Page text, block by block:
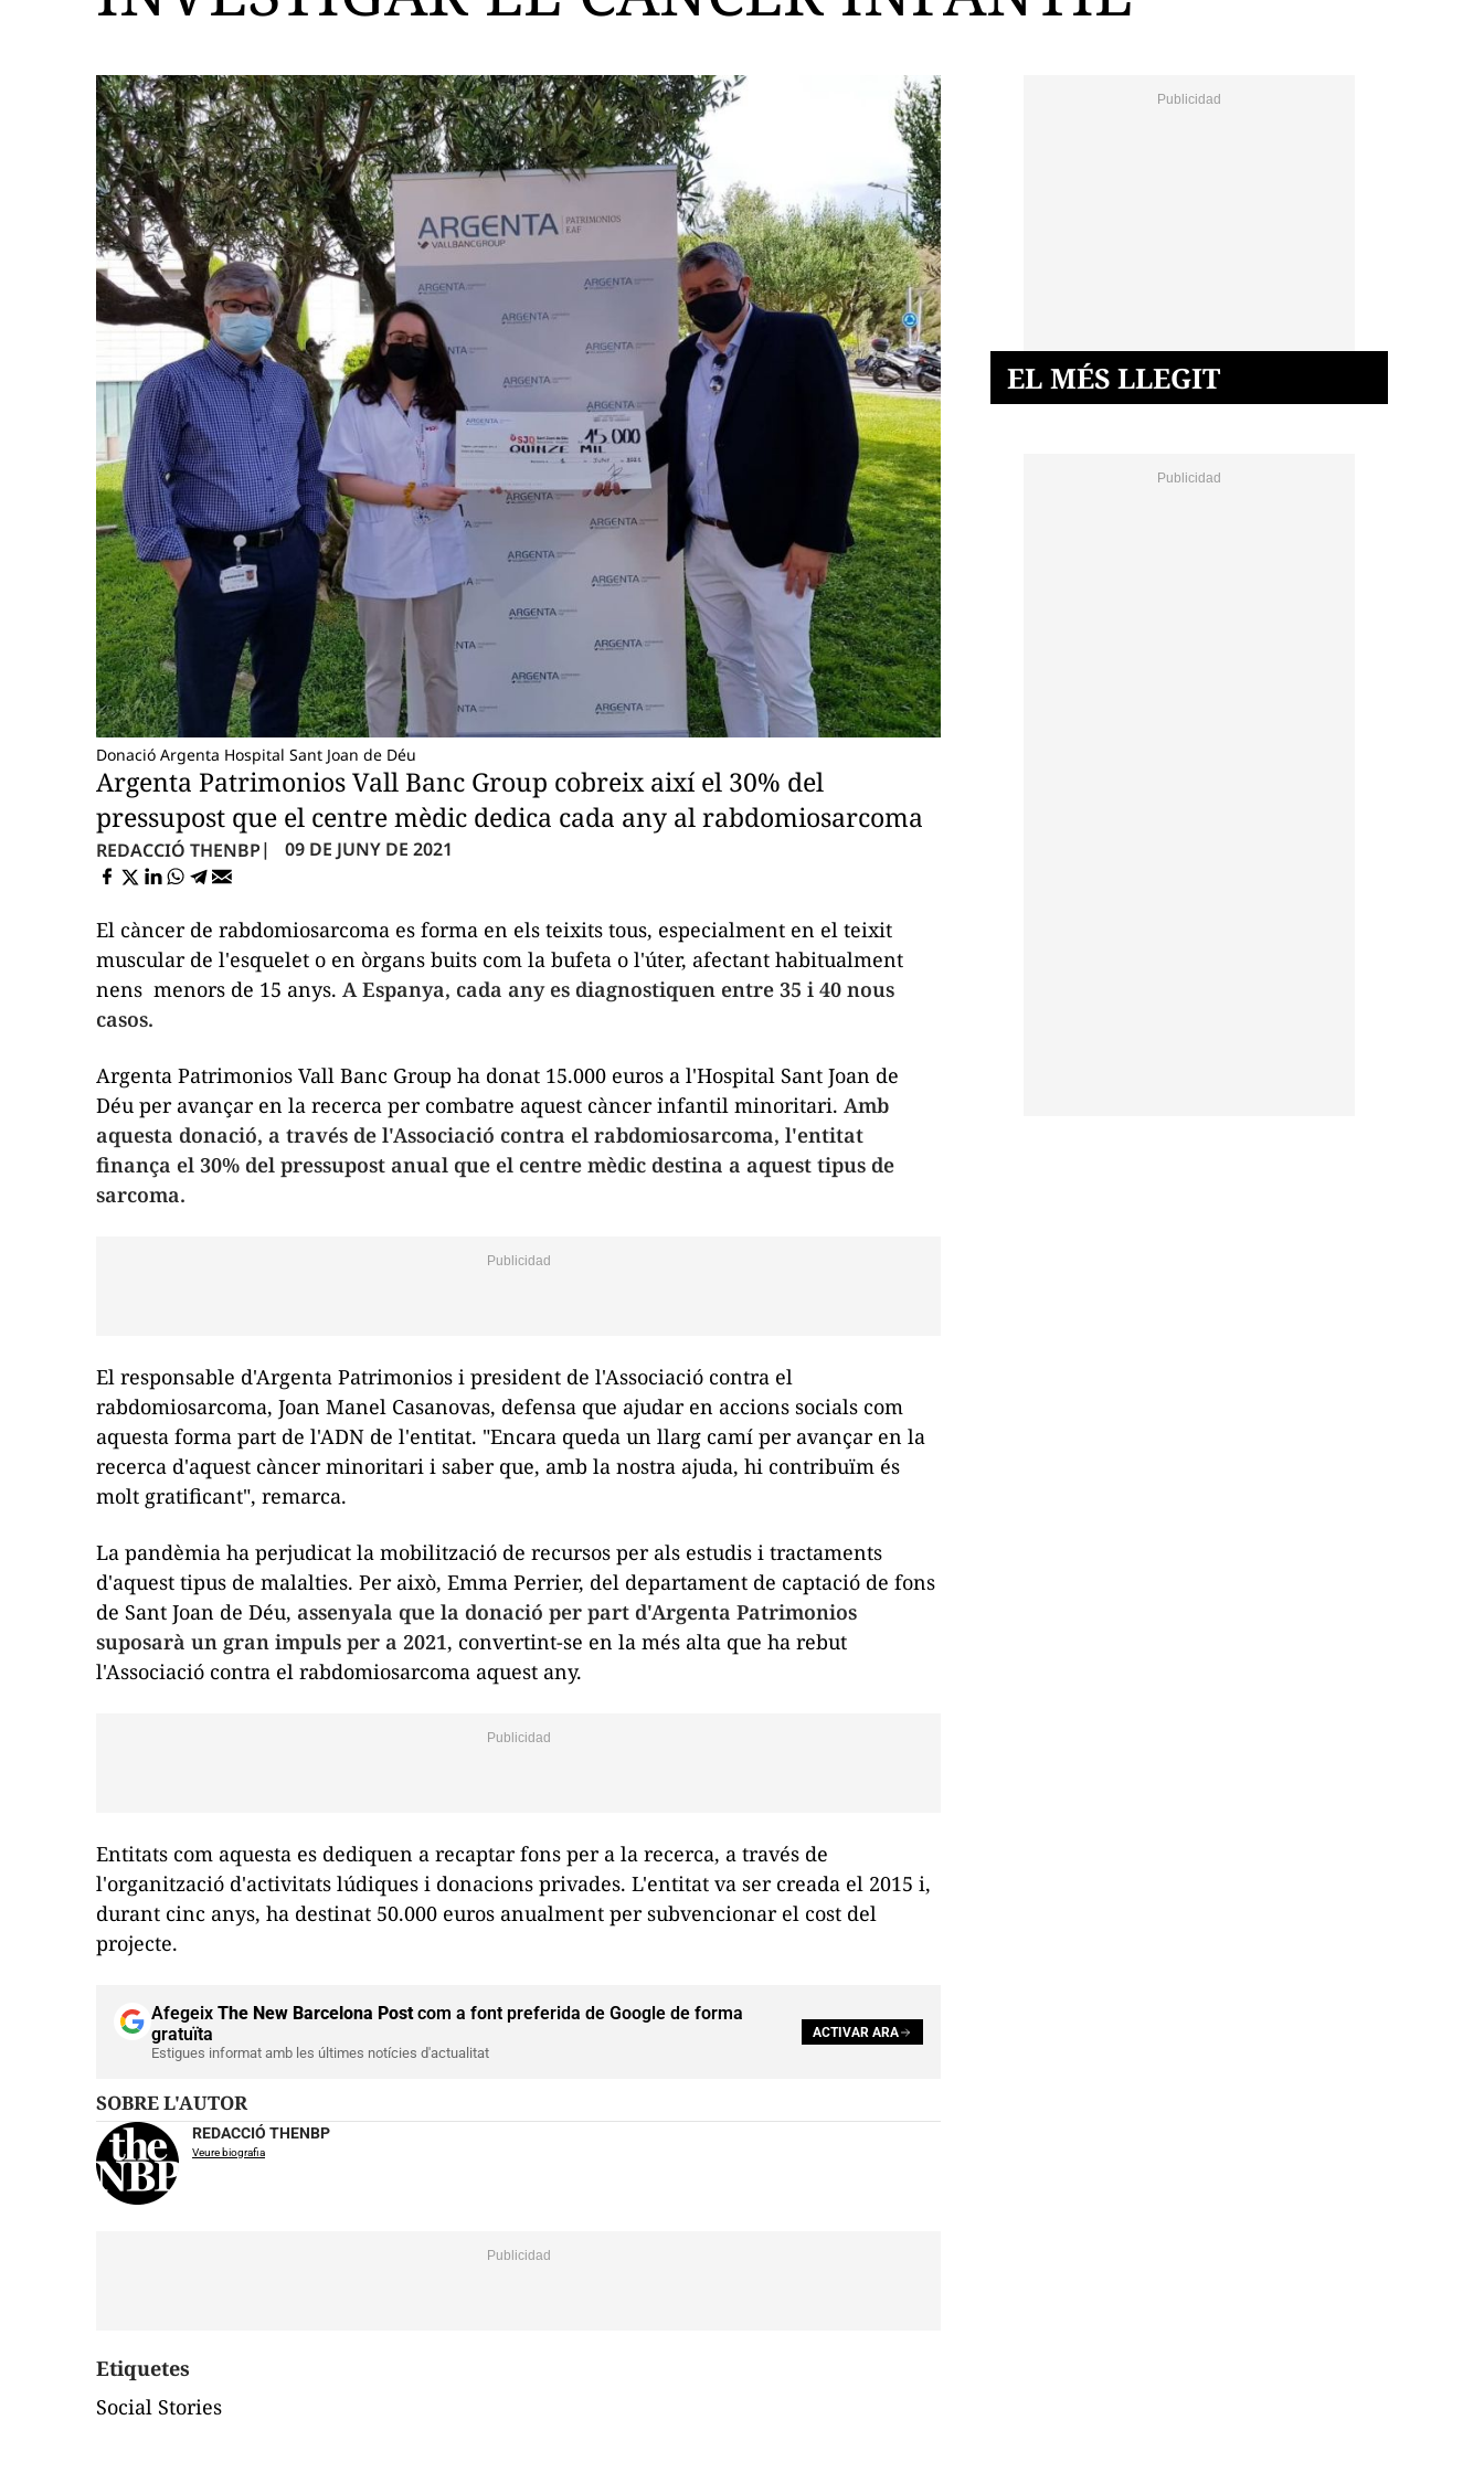
Donació Argenta Hospital Sant Joan de Déu
Argenta Patrimonios Vall Banc Group cobreix així el 30% del
pressupost que el centre mèdic dedica cada any al rabdomiosarcoma
REDACCIÓ THENBP 09 DE JUNY DE 2021
El càncer de rabdomiosarcoma es forma en els teixits tous, especialment en el teixit
muscular de l'esquelet o en òrgans buits com la bufeta o l'úter, afectant habitualment
nens menors de 15 anys. A Espanya, cada any es diagnostiquen entre 35 i 40 nous
casos.
Argenta Patrimonios Vall Banc Group ha donat 15.000 euros a l'Hospital Sant Joan de
Déu per avançar en la recerca per combatre aquest càncer infantil minoritari. Amb
aquesta donació, a través de l'Associació contra el rabdomiosarcoma, l'entitat
finança el 30% del pressupost anual que el centre mèdic destina a aquest tipus de
sarcoma.
El responsable d'Argenta Patrimonios i president de l'Associació contra el
rabdomiosarcoma, Joan Manel Casanovas, defensa que ajudar en accions socials com
aquesta forma part de l'ADN de l'entitat. "Encara queda un llarg camí per avançar en la
recerca d'aquest càncer minoritari i saber que, amb la nostra ajuda, hi contribuïm és
molt gratificant", remarca.
La pandèmia ha perjudicat la mobilització de recursos per als estudis i tractaments
d'aquest tipus de malalties. Per això, Emma Perrier, del departament de captació de fons
de Sant Joan de Déu, assenyala que la donació per part d'Argenta Patrimonios
suposarà un gran impuls per a 2021, convertint-se en la més alta que ha rebut
l'Associació contra el rabdomiosarcoma aquest any.
Entitats com aquesta es dediquen a recaptar fons per a la recerca, a través de
l'organització d'activitats lúdiques i donacions privades. L'entitat va ser creada el 2015 i,
durant cinc anys, ha destinat 50.000 euros anualment per subvencionar el cost del
projecte.
Afegeix The New Barcelona Postcom a font preferida de Google de forma
gratuïta
Estigues informat amb les últimes notícies d'actualitat
ACTIVAR ARA
SOBRE L'AUTOR
REDACCIÓ THENBP
Veure biografia
Etiquetes
Social Stories
EL MÉS LLEGIT